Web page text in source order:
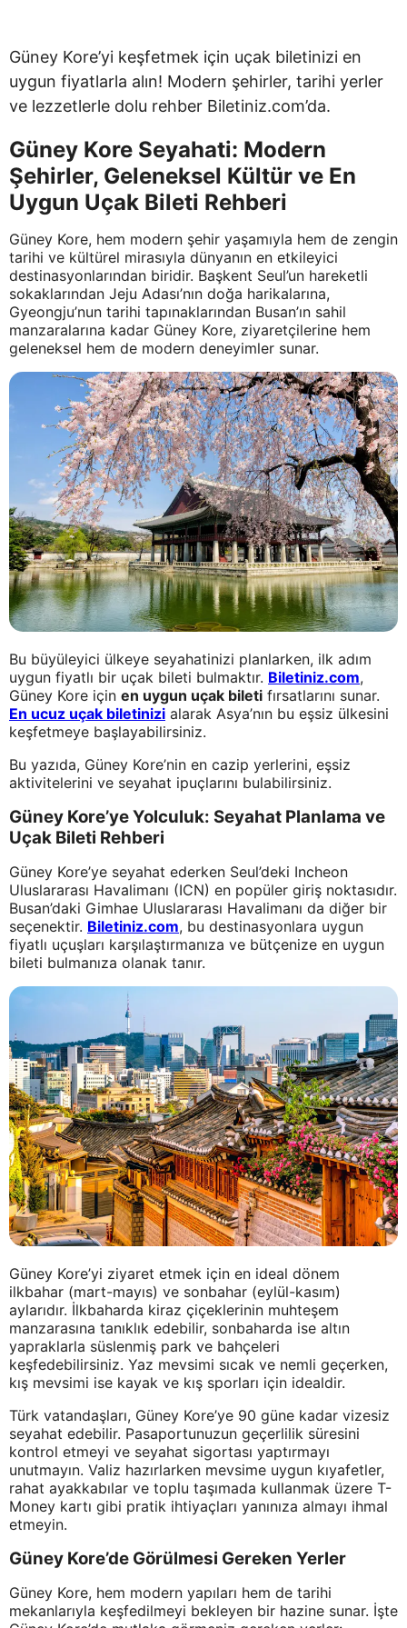
Güney Kore’yi keşfetmek için uçak biletinizi en
uygun fiyatlarla alın! Modern şehirler, tarihi yerler
ve lezzetlerle dolu rehber Biletiniz.com’da.
Güney Kore Seyahati: Modern
Şehirler, Geleneksel Kültür ve En
Uygun Uçak Bileti Rehberi
Güney Kore, hem modern şehir yaşamıyla hem de zengin
tarihi ve kültürel mirasıyla dünyanın en etkileyici
destinasyonlarından biridir. Başkent Seul’un hareketli
sokaklarından Jeju Adası’nın doğa harikalarına,
Gyeongju’nun tarihi tapınaklarından Busan’ın sahil
manzaralarına kadar Güney Kore, ziyaretçilerine hem
geleneksel hem de modern deneyimler sunar.
Bu büyüleyici ülkeye seyahatinizi planlarken, ilk adım
uygun fiyatlı bir uçak bileti bulmaktır. Biletiniz.com,
Güney Kore için en uygun uçak bileti fırsatlarını sunar.
En ucuz uçak biletinizi alarak Asya’nın bu eşsiz ülkesini
keşfetmeye başlayabilirsiniz.
Bu yazıda, Güney Kore’nin en cazip yerlerini, eşsiz
aktivitelerini ve seyahat ipuçlarını bulabilirsiniz.
Güney Kore’ye Yolculuk: Seyahat Planlama ve
Uçak Bileti Rehberi
Güney Kore’ye seyahat ederken Seul’deki Incheon
Uluslararası Havalimanı (ICN) en popüler giriş noktasıdır.
Busan’daki Gimhae Uluslararası Havalimanı da diğer bir
seçenektir. Biletiniz.com, bu destinasyonlara uygun
fiyatlı uçuşları karşılaştırmanıza ve bütçenize en uygun
bileti bulmanıza olanak tanır.
Güney Kore’yi ziyaret etmek için en ideal dönem
ilkbahar (mart-mayıs) ve sonbahar (eylül-kasım)
aylarıdır. İlkbaharda kiraz çiçeklerinin muhteşem
manzarasına tanıklık edebilir, sonbaharda ise altın
yapraklarla süslenmiş park ve bahçeleri
keşfedebilirsiniz. Yaz mevsimi sıcak ve nemli geçerken,
kış mevsimi ise kayak ve kış sporları için idealdir.
Türk vatandaşları, Güney Kore’ye 90 güne kadar vizesiz
seyahat edebilir. Pasaportunuzun geçerlilik süresini
kontrol etmeyi ve seyahat sigortası yaptırmayı
unutmayın. Valiz hazırlarken mevsime uygun kıyafetler,
rahat ayakkabılar ve toplu taşımada kullanmak üzere T-
Money kartı gibi pratik ihtiyaçları yanınıza almayı ihmal
etmeyin.
Güney Kore’de Görülmesi Gereken Yerler
Güney Kore, hem modern yapıları hem de tarihi
mekanlarıyla keşfedilmeyi bekleyen bir hazine sunar. İşte